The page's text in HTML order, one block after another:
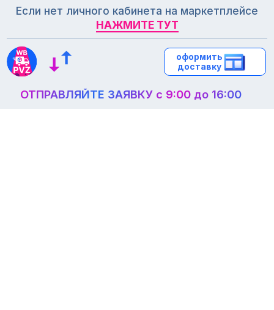
Если нет личного кабинета на маркетплейсе
НАЖМИТЕ ТУТ
оформить
доставку
НАЖМИТЕ ТУТ
оформить
доставку